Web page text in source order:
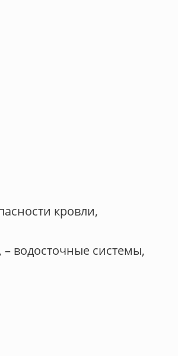
кровли,
водосточные системы,